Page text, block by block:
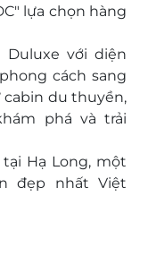
lựa chọn hàng
với diện
cách sang
du thuyền,
phá và trải
Hạ Long, một
đẹp nhất Việt
Hạ Long cũng
những người
Yacht by DC